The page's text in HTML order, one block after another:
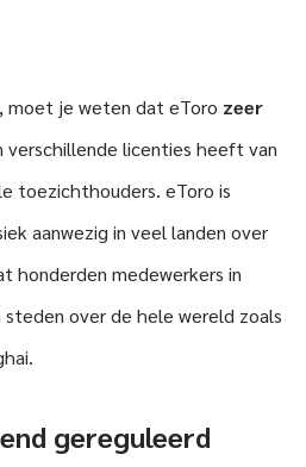
je weten dat eToro zeer
verschillende licenties heeft van
toezichthouders. eToro is
aanwezig in veel landen over
honderden medewerkers in
over de hele wereld zoals
gereguleerd